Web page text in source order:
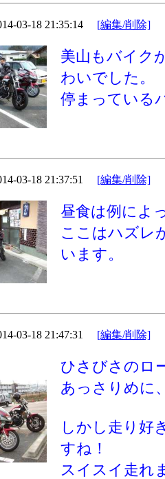
03-18 21:35:14 [編集/削除]
美山もバイク
わいでした。
停まっている
03-18 21:37:51 [編集/削除]
昼食は例によ
ここはハズレ
います。
03-18 21:47:31 [編集/削除]
ひさびさのロ
あっさりめに
しかし走り好
すね！
スイスイ走れ